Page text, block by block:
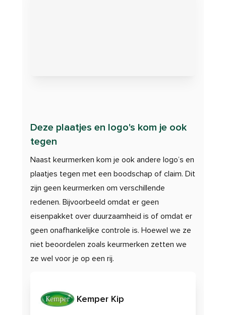
Deze plaatjes en logo's kom je ook
tegen
Naast keurmerken kom je ook andere logo’s en
plaatjes tegen met een boodschap of claim. Dit
zijn geen keurmerken om verschillende
redenen. Bijvoorbeeld omdat er geen
eisenpakket over duurzaamheid is of omdat er
geen onafhankelijke controle is. Hoewel we ze
niet beoordelen zoals keurmerken zetten we
ze wel voor je op een rij.
Kemper Kip